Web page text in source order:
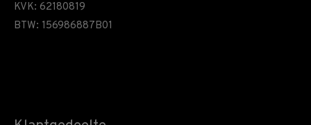
KVK: 62180819
BTW: 156986887B01